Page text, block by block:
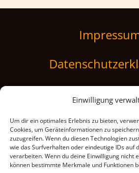
Einwilligung
Um dir ein optimales Erlebnis zu bieten,
Cookies, um Geräteinformationen zu
zuzugreifen. Wenn du diesen Technologien
wie das Surfverhalten oder eindeutige IDs auf
verarbeiten. Wenn du deine Einwilligung nicht
können bestimmte Merkmale und Funktionen
Kunst- und
Aug und Ohr
Hermann-